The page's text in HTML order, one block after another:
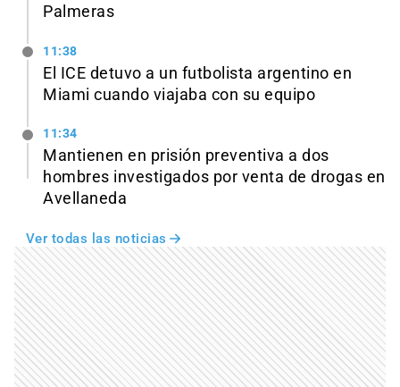
Palmeras
11:38
El ICE detuvo a un futbolista argentino en
Miami cuando viajaba con su equipo
11:34
Mantienen en prisión preventiva a dos
hombres investigados por venta de drogas en
Avellaneda
Ver todas las noticias